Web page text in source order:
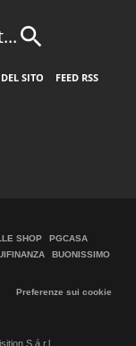
SITO
FEED RSS
SHOP
PGCASA
BUONISSIMO
Preferenze sui cookie
S.á r.l.